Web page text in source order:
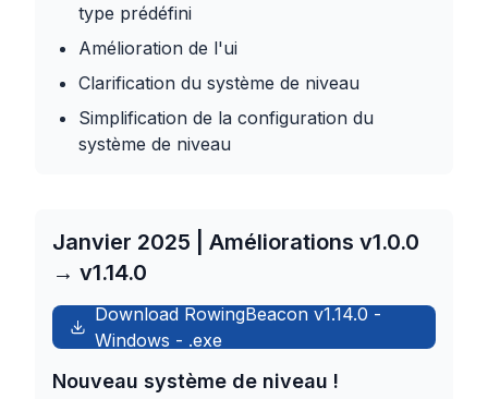
type prédéfini
Amélioration de l'ui
Clarification du système de niveau
Simplification de la configuration du
système de niveau
Janvier 2025 | Améliorations v1.0.0
→ v1.14.0
Download RowingBeaconv1.14.0 -
Windows - .exe
Nouveau système de niveau !